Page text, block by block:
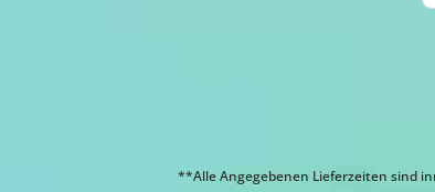
**Alle Angegebenen Lieferzeiten sind